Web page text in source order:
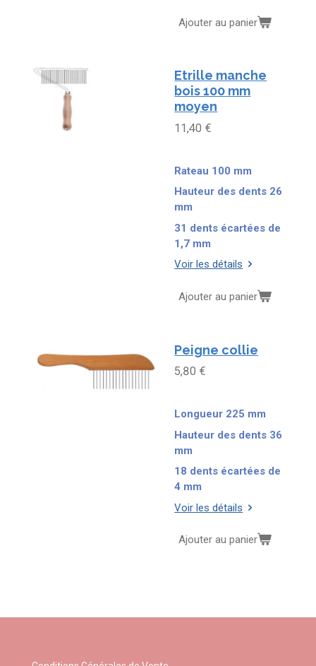
Ajouter au panier
Etrille manche
bois 100 mm
moyen
11,40 €
Rateau 100 mm
Hauteur des dents 26
mm
31 dents écartées de
1,7 mm
Voir les détails
Ajouter au panier
Peigne collie
5,80 €
Longueur 225 mm
Hauteur des dents 36
mm
18 dents écartées de
4 mm
Voir les détails
Ajouter au panier